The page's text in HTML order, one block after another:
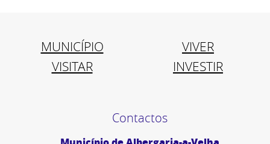
MUNICÍPIO
VIVER
VISITAR
INVESTIR
Contactos